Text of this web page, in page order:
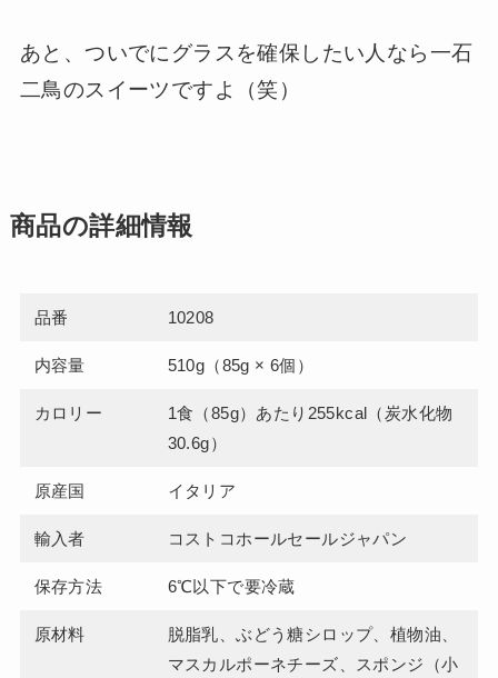
あと、ついでにグラスを確保したい人なら一石
二鳥のスイーツですよ（笑）
商品の詳細情報
品番 10208
内容量 510g（85g × 6個）
カロリー
1食（85g）あたり255kcal（炭水化物
30.6g）
原産国 イタリア
輸入者 コストコホールセールジャパン
保存方法 6℃以下で要冷蔵
原材料
脱脂乳、ぶどう糖シロップ、植物油、
マスカルポーネチーズ、スポンジ（小